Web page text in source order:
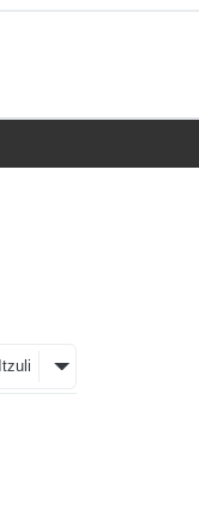
Itzuli